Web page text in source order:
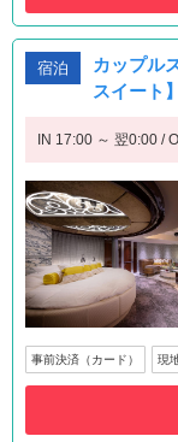
宿泊
カップル
スイート
IN 17:00 ～ 翌0:00 /
事前決済（カード） 現